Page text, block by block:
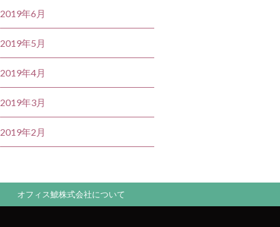
2019年6月
2019年5月
2019年4月
2019年3月
2019年2月
オフィス鯱株式会社について